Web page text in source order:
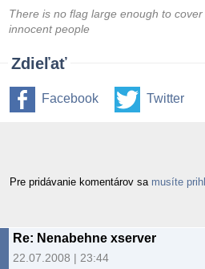
There is no flag large enough to
innocent people
Zdieľať
Facebook Twitter
Pre pridávanie komentárov sa musíte
Re: Nenabehne xserver
22.07.2008 | 23:44